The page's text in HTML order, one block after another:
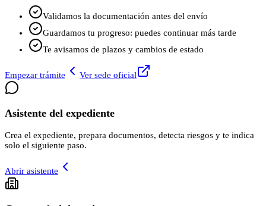
Validamos la documentación antes del envío
Guardamos tu progreso: puedes continuar más tarde
Te avisamos de plazos y cambios de estado
Empezar trámite Ver sede oficial
Asistente del expediente
Crea el expediente, prepara documentos, detecta riesgos y te indica
solo el siguiente paso.
Abrir asistente